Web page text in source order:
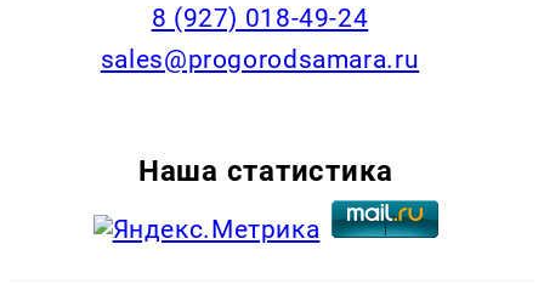
8 (927) 018-49-24
sales@progorodsamara.ru
Наша статистика